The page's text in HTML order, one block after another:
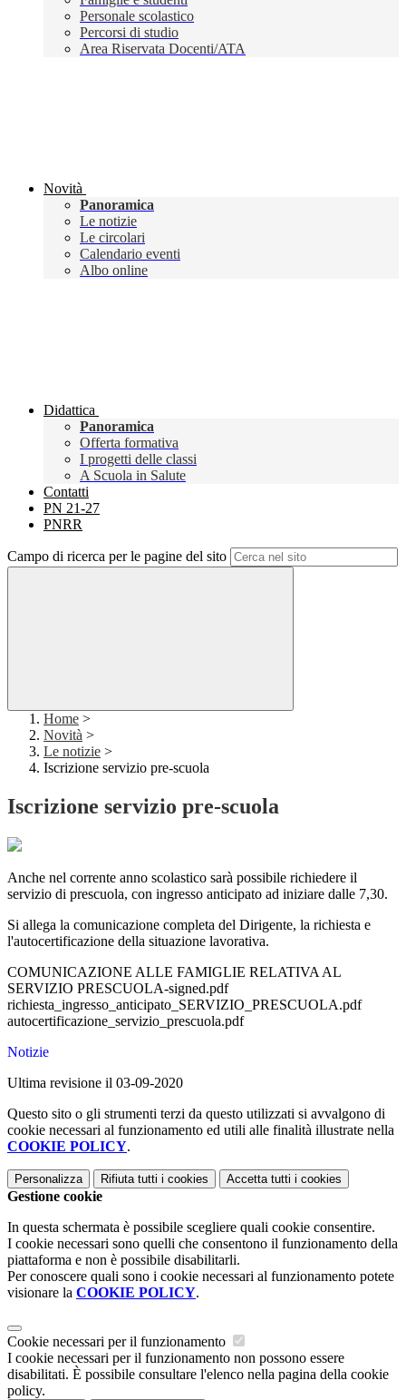
Personale scolastico
Percorsi di studio
Area Riservata Docenti/ATA
Novità
Panoramica
Le notizie
Le circolari
Calendario eventi
Albo online
Didattica
Panoramica
Offerta formativa
I progetti delle classi
A Scuola in Salute
Contatti
PN 21-27
PNRR
Campo di ricerca per le pagine del sito
Home >
Novità >
Le notizie >
Iscrizione servizio pre-scuola
Iscrizione servizio pre-scuola
Anche nel corrente anno scolastico sarà possibile richiedere il
servizio di prescuola, con ingresso anticipato ad iniziare dalle 7,30.
Si allega la comunicazione completa del Dirigente, la richiesta e
l'autocertificazione della situazione lavorativa.
COMUNICAZIONE ALLE FAMIGLIE RELATIVA AL
SERVIZIO PRESCUOLA-signed.pdf
richiesta_ingresso_anticipato_SERVIZIO_PRESCUOLA.pdf
autocertificazione_servizio_prescuola.pdf
Notizie
Ultima revisione il 03-09-2020
Questo sito o gli strumenti terzi da questo utilizzati si avvalgono di
cookie necessari al funzionamento ed utili alle finalità illustrate nella
COOKIE POLICY.
Personalizza Rifiuta tutti i cookies Accetta tutti i cookies
Gestione cookie
In questa schermata è possibile scegliere quali cookie consentire.
I cookie necessari sono quelli che consentono il funzionamento della
piattaforma e non è possibile disabilitarli.
Per conoscere quali sono i cookie necessari al funzionamento potete
visionare la COOKIE POLICY.
Cookie necessari per il funzionamento
I cookie necessari per il funzionamento non possono essere
disabilitati. È possibile consultare l'elenco nella pagina della cookie
policy.